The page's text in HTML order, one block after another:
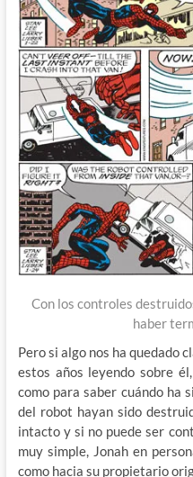
Con los controles
haber
Pero si algo nos ha quedado
estos años leyendo sobre
como para saber cuándo ha
del robot hayan sido
intacto y si no puede ser
muy simple, Jonah en
como hacia su propietario